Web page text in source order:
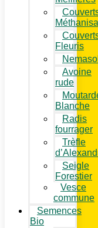
Fleuris
Nemasol
Avoine
rude
Blanche
Radis
fourrager
Trèfle
Seigle
Forestier
Vesce
commune
Semences
Bio